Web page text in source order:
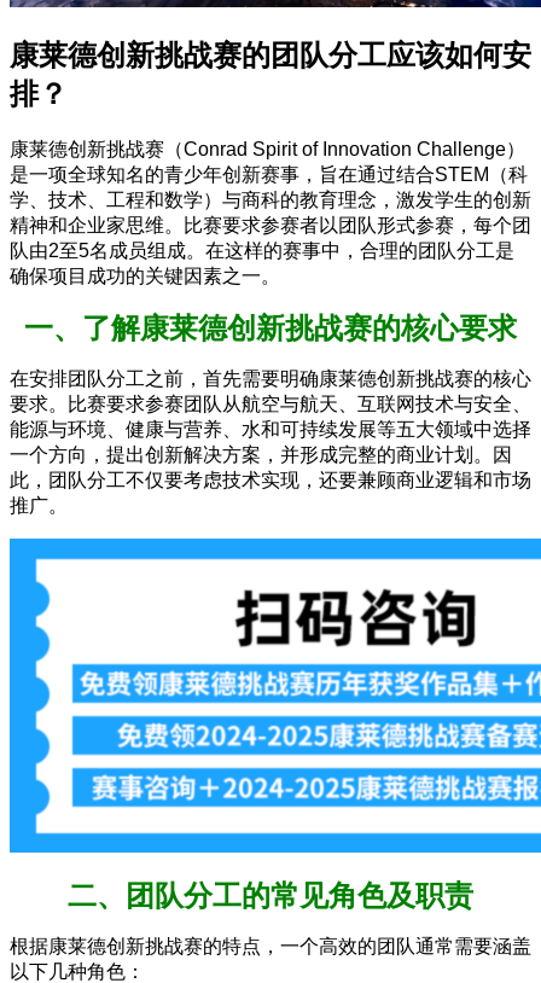
康莱德创新挑战赛的团队分工应该如何安
排？
康莱德创新挑战赛（Conrad Spirit of Innovation Challenge）
是一项全球知名的青少年创新赛事，旨在通过结合STEM（科
学、技术、工程和数学）与商科的教育理念，激发学生的创新
精神和企业家思维。比赛要求参赛者以团队形式参赛，每个团
队由2至5名成员组成。在这样的赛事中，合理的团队分工是
确保项目成功的关键因素之一。
一、了解康莱德创新挑战赛的核心要求
在安排团队分工之前，首先需要明确康莱德创新挑战赛的核心
要求。比赛要求参赛团队从航空与航天、互联网技术与安全、
能源与环境、健康与营养、水和可持续发展等五大领域中选择
一个方向，提出创新解决方案，并形成完整的商业计划。因
此，团队分工不仅要考虑技术实现，还要兼顾商业逻辑和市场
推广。
二、团队分工的常见角色及职责
根据康莱德创新挑战赛的特点，一个高效的团队通常需要涵盖
以下几种角色：